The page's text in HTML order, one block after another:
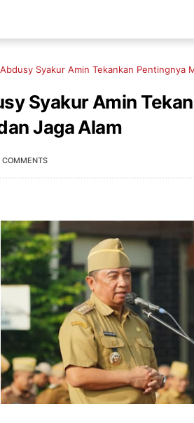
Syakur Amin Tekankan Pentingnya
Syakur Amin
Jaga Alam
COMMENTS